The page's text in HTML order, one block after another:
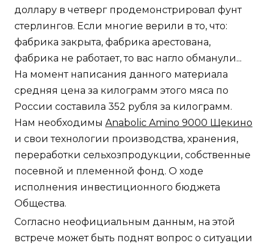
доллару в четверг продемонстрировал фунт
стерлингов. Если многие верили в то, что:
фабрика закрыта, фабрика арестована,
фабрика не работает, то вас нагло обманули...
На момент написания данного материала
средняя цена за килограмм этого мяса по
России составила 352 рубля за килограмм.
Нам необходимы Anabolic Amino 9000 Щекино
и свои технологии производства, хранения,
переработки сельхозпродукции, собственные
посевной и племенной фонд. О ходе
исполнения инвестиционного бюджета
Общества.
Согласно неофициальным данным, на этой
встрече может быть поднят вопрос о ситуации